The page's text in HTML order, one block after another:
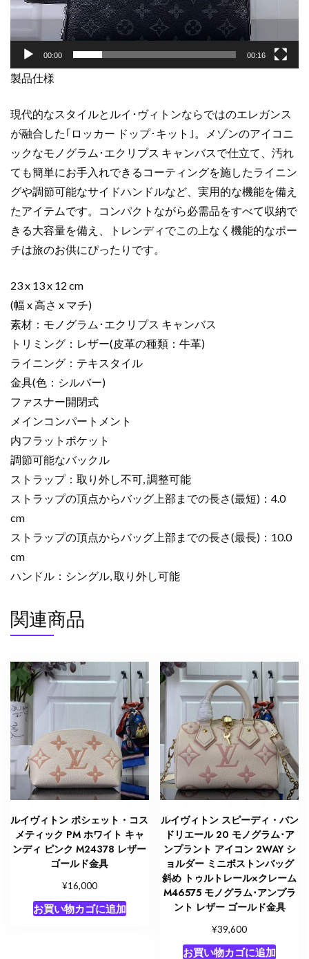
ラ
エ
リ
ス
キ
ン
バ
ス
シ
ル
バ
具
個
00:00 00:16
製品仕様
現代的なスタイルとルイ･ヴィトンならではのエレガンス
が融合した｢ロッカー ドップ･キット｣。メゾンのアイコニ
ックなモノグラム･エクリプス キャンバスで仕立て、汚れ
ても簡単にお手入れできるコーティングを施したライニン
グや調節可能なサイドハンドルなど、実用的な機能を備え
たアイテムです。コンパクトながら必需品をすべて収納で
きる大容量を備え、トレンディでこの上なく機能的なポー
チは旅のお供にぴったりです。
23 x 13 x 12 cm
(幅 x 高さ x マチ)
素材：モノグラム･エクリプス キャンバス
トリミング：レザー(皮革の種類：牛革)
ライニング：テキスタイル
金具(色：シルバー)
ファスナー開閉式
メインコンパートメント
内フラットポケット
調節可能なバックル
ストラップ：取り外し不可, 調整可能
ストラップの頂点からバッグ上部までの長さ(最短)：4.0
cm
ストラップの頂点からバッグ上部までの長さ(最長)：10.0
cm
ハンドル：シングル, 取り外し可能
関連商品
ルイヴィトン ポシェット・コス
メティック PM ホワイト キャ
ンディ ピンク M24378 レザー
ゴールド金具
¥16,000
お買い物カゴに追加
ルイヴィトン スピーディ・バン
ドリエール 20 モノグラム･ア
ンプラント アイコン 2WAY シ
ョルダー ミニボストンバッグ
斜め トゥルトレール×クレーム
M46575 モノグラム･アンプラ
ント レザー ゴールド金具
¥39,600
お買い物カゴに追加